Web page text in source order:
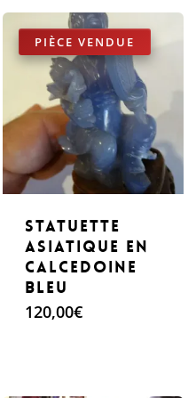
Statuette
Asiatique en
calcedoine
bleu
120,00€